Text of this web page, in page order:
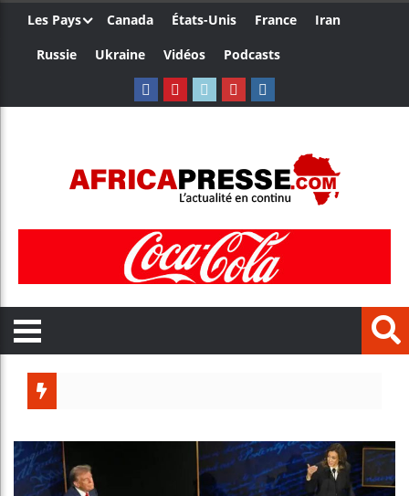
Les Pays Canada États-Unis France
Iran
Russie
Ukraine Vidéos Podcasts